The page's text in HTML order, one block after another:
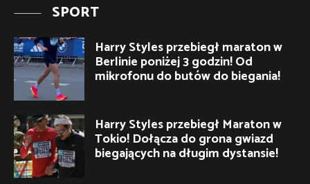
SPORT
Harry Styles przebiegł maraton w
Berlinie poniżej 3 godzin! Od
mikrofonu do butów do biegania!
Harry Styles przebiegł Maraton w
Tokio! Dołącza do grona gwiazd
biegających na długim dystansie!